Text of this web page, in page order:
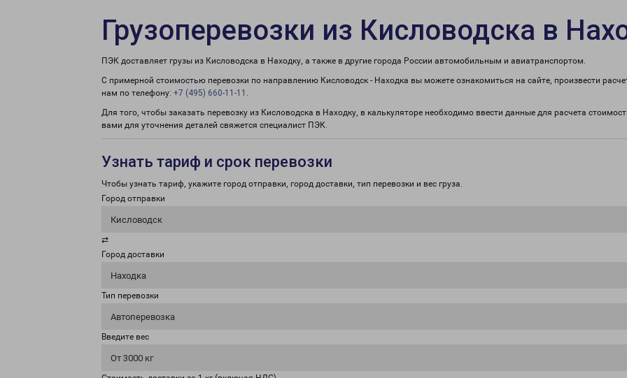
Грузоперевозки из Кисловодска в
ПЭК доставляет грузы из Кисловодска в Находку, а также в другие города России автомобильным и авиатранспортом.
С примерной стоимостью перевозки по направлению Кисловодск - Находка вы можете ознакомиться на сайте, произвести
нам по телефону: +7 (495) 660-11-11 .
Для того, чтобы заказать перевозку из Кисловодска в Находку, в калькуляторе необходимо ввести данные для расчета
вами для уточнения деталей свяжется специалист ПЭК.
Узнать тариф и срок перевозки
Чтобы узнать тариф, укажите город отправки, город доставки, тип перевозки и вес груза.
Город отправки
Кисловодск
⇄
Город доставки
Находка
Тип перевозки
Автоперевозка
Введите вес
От 3000 кг